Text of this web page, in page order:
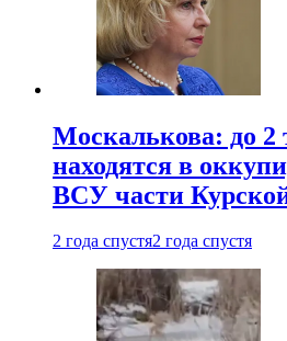
Москалькова: до 2
находятся в
ВСУ части
2 года спустя2 года спустя